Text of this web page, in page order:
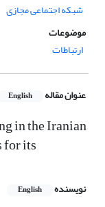
شبکه اجتماعی مجازی
موضوعات
ارتباطات
عنوان مقاله English
in the Iranian
for its
نویسنده English